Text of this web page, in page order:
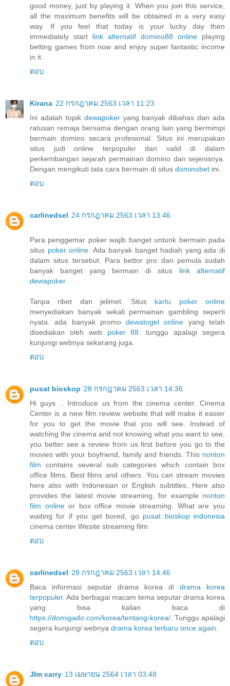
good money, just by playing it. When you join this service,
all the maximum benefits will be obtained in a very easy
way. If you feel that today is your lucky day then
immediately start link alternatif domino88 online playing
betting games from now and enjoy super fantastic income
in it.
ตอบ
Kirana 22 กรกฎาคม 2563 เวลา 11:23
Ini adalah topik dewapokeryang banyak dibahas dan ada
ratusan remaja bersama dengan orang lain yang bermimpi
bermain domino secara profesional. Situs ini merupakan
situs judi online terpopuler dan valid di dalam
perkembangan sejarah permainan domino dan sejenisnya.
Dengan mengikuti tata cara bermain di situs dominobet ini.
ตอบ
carlinedsel 24 กรกฎาคม 2563 เวลา 13:46
Para penggemar poker wajib banget untunk bermain pada
situs poker online . Ada banyak banget hadiah yang ada di
dalam situs tersebut. Para bettor pro dan pemula sudah
banyak banget yang bermain di situs link alternatif
dewapoker
Tanpa ribet dan jelimet. Situs kartu poker online
menyediakan banyak sekali permainan gambling seperti
nyata. ada banyak promodewatogel online yang telah
disediakan oleh web poker 88 . tunggu apalagi segera
kunjungi webnya sekarang juga.
ตอบ
pusat bioskop 28 กรกฎาคม 2563 เวลา 14:36
Hi guys .. Introduce us from the cinema center. Cinema
Center is a new film review website that will make it easier
for you to get the movie that you will see. Instead of
watching the cinema and not knowing what you want to see,
you better see a review from us first before you go to the
movies with your boyfriend, family and friends. This nonton
film contains several sub categories which contain box
office films, Best films and others. You can stream movies
here also with Indonesian or English subtitles. Here also
provides the latest movie streaming, for example nonton
film onlineor box office movie streaming. What are you
waiting for if you get bored, go pusat bioskop indonesia
cinema center Wesite streaming film.
ตอบ
carlinedsel 28 กรกฎาคม 2563 เวลา 14:46
Baca informasi seputar drama korea di drama korea
terpopuler. Ada berbagai macam tema seputar drama korea
yang bisa kalian baca di
https://domigado.com/korea/tentang-korea/ . Tunggu apalagi
segera kunjungi webnya drama korea terbaru once again
ตอบ
JIm carry 13 เมษายน 2564 เวลา 03:48